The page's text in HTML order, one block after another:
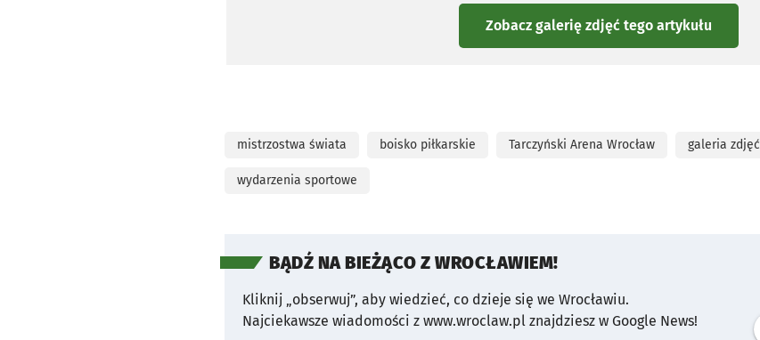
Zobacz galerię zdjęć tego artykułu
mistrzostwa świata boisko piłkarskie Tarczyński Arena Wrocław galeria zdjęć
wydarzenia sportowe
BĄDŹ NA BIEŻĄCO Z WROCŁAWIEM!
Kliknij „obserwuj”, aby wiedzieć, co dzieje się we Wrocławiu.
Najciekawsze wiadomości z www.wroclaw.pl znajdziesz w Google News!